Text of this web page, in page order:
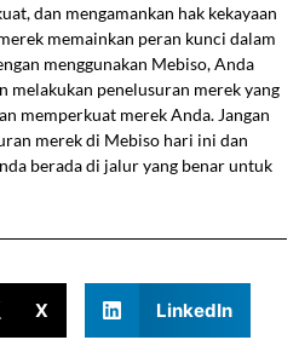
dan mengamankan hak kekayaan
memainkan peran kunci dalam
menggunakan Mebiso, Anda
melakukan penelusuran merek yang
memperkuat merek Anda. Jangan
merek di Mebiso hari ini dan
berada di jalur yang benar untuk
X LinkedIn